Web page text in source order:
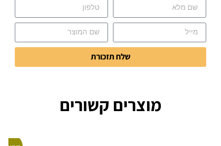
שלח תזכורת
מוצרים קשורים